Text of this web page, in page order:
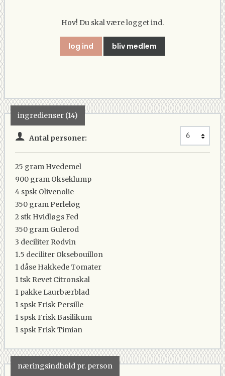
Hov! Du skal være logget ind.
log ind bliv medlem
ingredienser (14)
Antal personer:
25 gram Hvedemel
900 gram Okseklump
4 spsk Olivenolie
350 gramPerleløg
2 stk Hvidløgs Fed
350 gram Gulerod
3 deciliter Rødvin
1.5 deciliter Oksebouillon
1 dåse Hakkede Tomater
1 tsk Revet Citronskal
1 pakke Laurbærblad
1 spskFrisk Persille
1 spskFrisk Basilikum
1 spskFrisk Timian
næringsindhold pr. person